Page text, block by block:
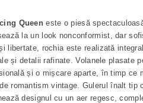
Queen este o piesă
la un look nonconformist, dar
libertate, rochia este realizată
și detalii rafinate. Volanele plasate
și o mișcare aparte, în timp ce
romantism vintage. Gulerul înalt tip
designul cu un aer regesc,